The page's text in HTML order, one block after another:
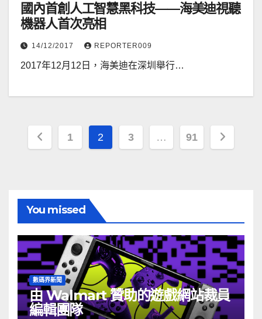
國內首創人工智慧黑科技——海美迪視聽
機器人首次亮相
14/12/2017 REPORTER009
2017年12月12日，海美迪在深圳舉行…
文
頁
1 2 3 … 91
You missed
數碼界新聞
由 Walmart 贊助的遊戲網站裁員
編輯團隊